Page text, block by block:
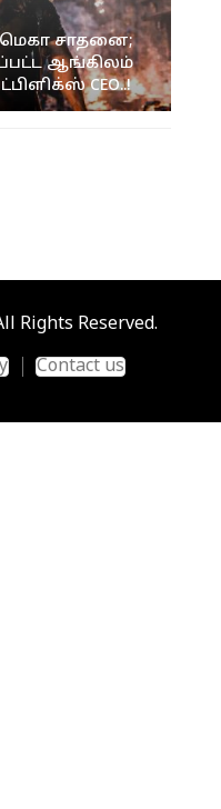
மெகா சாதனை;
ஆங்கிலம்
CEO..!
Rights Reserved.
Contact us